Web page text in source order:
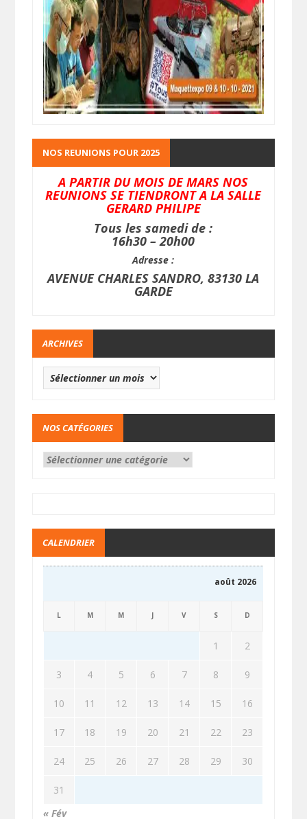
NOS REUNIONS POUR 2025
A PARTIR DU MOIS DE MARS NOS
REUNIONS SE TIENDRONT A LA SALLE
GERARD PHILIPE
Tous les samedi de :
16h30 – 20h00
Adresse :
AVENUE CHARLES SANDRO, 83130 LA
GARDE
ARCHIVES
NOS CATÉGORIES
CALENDRIER
août 2026
L M M J V S D
1 2
3 4 5 6 7 8 9
10 11 12 13 14 15 16
17 18 19 20 21 22 23
24 25 26 27 28 29 30
31
« Fév